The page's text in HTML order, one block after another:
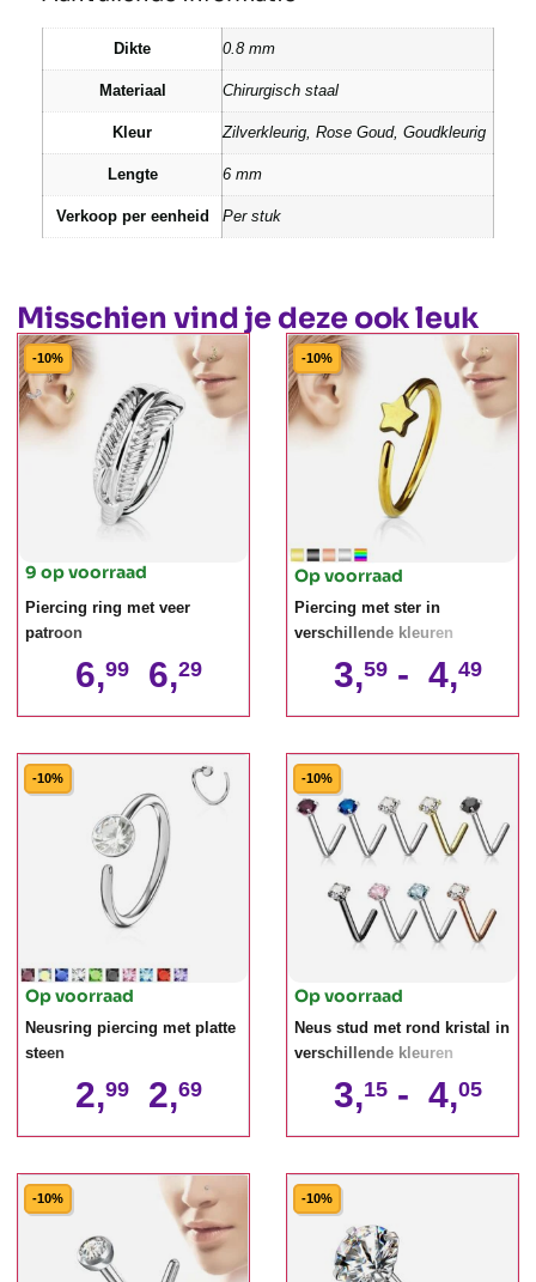
Dikte 0.8 mm
Materiaal Chirurgisch staal
Kleur Zilverkleurig, Rose Goud, Goudkleurig
Lengte 6 mm
Verkoop per eenheid Per stuk
Misschien vind je deze ook leuk
-10%
9 op voorraad
Piercing ring met veer
patroon
6,99 6,29
-10%
Op voorraad
Piercing met ster in
verschillende kleuren
3,59 - 4,49
-10%
Op voorraad
Neusring piercing met platte
steen
2,99 2,69
-10%
Op voorraad
Neus stud met rond kristal in
verschillende kleuren
3,15 - 4,05
-10% -10%